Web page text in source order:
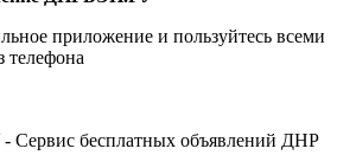
приложение и пользуйтесь всеми
телефона
бесплатных объявлений ДНР